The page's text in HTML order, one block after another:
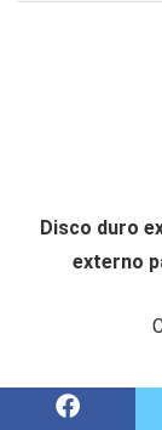
Disco duro
externo